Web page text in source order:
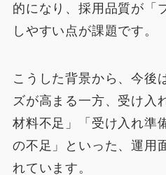
的になり、採用品質が「
しやすい点が課題です。
こうした背景から、今後
ズが高まる一方、受け入
材料不足」「受け入れ準
の不足」といった、運用
れています。